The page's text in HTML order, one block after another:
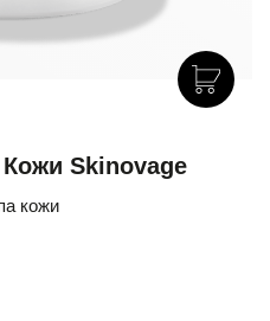
Skinovage
кожи